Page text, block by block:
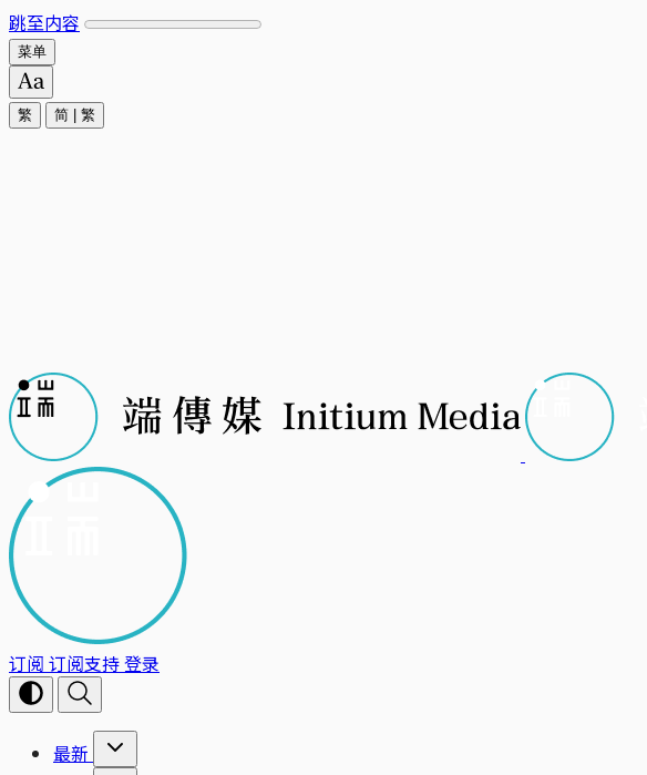
跳至内容
菜单
繁 简 繁
订阅 订阅支持登录
最新